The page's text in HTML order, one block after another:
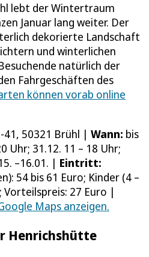
lebt der Wintertraum
Januar lang weiter. Der
dekorierte Landschaft
und winterlichen
natürlich der
Fahrgeschäften des
können vorab online
50321 Brühl | Wann: bis
Uhr; 31.12. 11 – 18 Uhr;
–16.01. | Eintritt:
54 bis 61 Euro; Kinder (4 –
Vorteilspreis: 27 Euro |
Maps anzeigen.
Henrichshütte